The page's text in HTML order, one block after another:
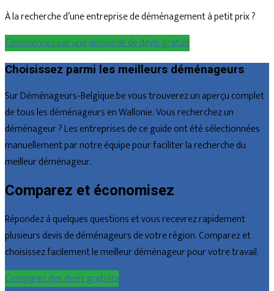
À la recherche d’une entreprise de déménagement à petit prix ?
Commencez par une demande de devis gratuit
Choisissez parmi les meilleurs déménageurs
Sur Déménageurs-Belgique.be vous trouverez un aperçu complet
de tous les déménageurs en Wallonie. Vous recherchez un
déménageur ? Les entreprises de ce guide ont été sélectionnées
manuellement par notre équipe pour faciliter la recherche du
meilleur déménageur.
Comparez et économisez
Répondez à quelques questions et vous recevrez rapidement
plusieurs devis de déménageurs de votre région. Comparez et
choisissez facilement le meilleur déménageur pour votre travail.
Comparez des devis gratuits